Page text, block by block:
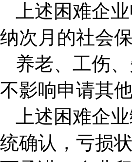
上述困难企
纳次月的社会
养老、工伤
不影响申请其
上述困难企
统确认，亏损